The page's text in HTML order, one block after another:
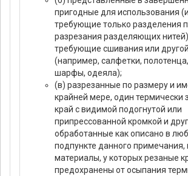
пригодные для использования
требующие только разделения
разрезания разделяющих
требующие сшивания или
(например, салфетки, полотенца,
шарфы, одеяла);
(в) разрезанные по размеру и
крайней мере, один термически
край с видимой подогнутой или
припрессованной кромкой и
обработанные как описано в
подпункте данного примечания,
материалы, у которых резаные
предохранены от осыпания